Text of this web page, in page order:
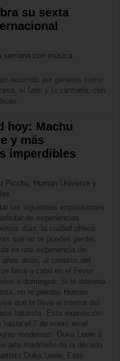
su sexta
recorrido por géneros como
el fado y la zarzuela, con
hoy: Machu
y más
imperdibles
las siguientes exposiciones
de experiencias
días, la ciudad ofrece
que no te puedes perder.
es una experiencia de
atrás, al corazón del
lleva a cabo en el Fever
a domingos. Si te interesa
no te pierdas Human
que te lleva al interior del
futurista. Esta exposición
el 7 de enero en el
modernas: Ouka Leele &
arte madrileño de la década
Ouka Leele. Esta